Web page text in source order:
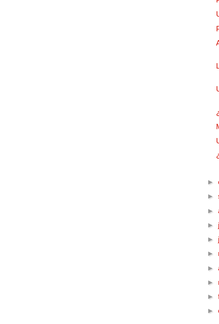
►
►
►
►
►
►
►
►
►
►